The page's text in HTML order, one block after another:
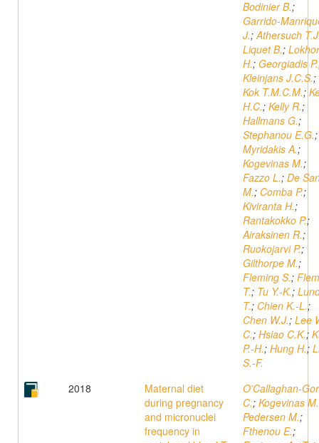
Bodinier B.;
Garrido-
J.;Athersuch
Liquet B.;
H.; Georgiadis P.
Kleinjans J.C.S.;
Kok T.M.C.M.;
H.C.; Kelly R.;
Hallmans G.;
Stephanou E.G.;
Myridakis A.;
Kogevinas M.;
Fazzo L.; De
M.; Comba P.;
Kiviranta H.;
Rantakokko P.;
Airaksinen R.;
Ruokojarvi P.;
Gilthorpe M.;
Fleming S.;
T.; Tu Y.-K.;
T.; Chien K.-L.;
Chen W.J.; Lee
C.; Hsiao C.K.;
P.-H.; Hung H.;
S.-F.
2018
Maternal diet
during pregnancy
and micronuclei
frequency in
O’Callaghan-
C.; Kogevinas M.
Pedersen M.;
Fthenou E.;